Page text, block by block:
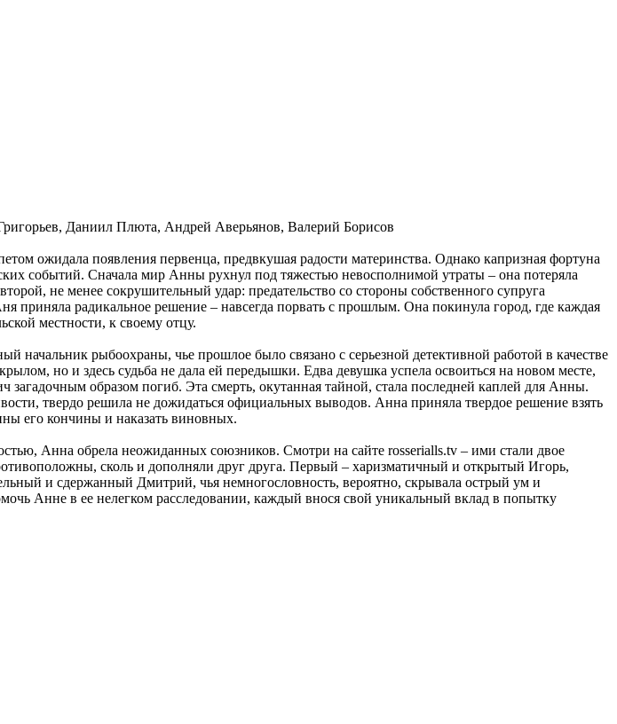
Даниил Плюта, Андрей Аверьянов, Валерий Борисов
ожидала появления первенца, предвкушая радости материнства. Однако капризная фортуна
событий. Сначала мир Анны рухнул под тяжестью невосполнимой утраты – она потеряла
не менее сокрушительный удар: предательство со стороны собственного супруга
приняла радикальное решение – навсегда порвать с прошлым. Она покинула город, где каждая
местности, к своему отцу.
рыбоохраны, чье прошлое было связано с серьезной детективной работой в качестве
но и здесь судьба не дала ей передышки. Едва девушка успела освоиться на новом месте,
образом погиб. Эта смерть, окутанная тайной, стала последней каплей для Анны.
твердо решила не дожидаться официальных выводов. Анна приняла твердое решение взять
его кончины и наказать виновных.
Анна обрела неожиданных союзников. Смотри на сайте rosserialls.tv – ими стали двое
сколь и дополняли друг друга. Первый – харизматичный и открытый Игорь,
и сдержанный Дмитрий, чья немногословность, вероятно, скрывала острый ум и
Анне в ее нелегком расследовании, каждый внося свой уникальный вклад в попытку